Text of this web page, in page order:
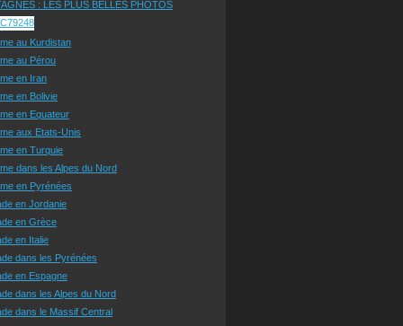
: LES PLUS BELLES PHOTOS
au Kurdistan
au Pérou
en Iran
en Bolivie
en Equateur
aux Etats-Unis
en Turquie
dans les Alpes du Nord
en Pyrénées
en Jordanie
en Grèce
en Italie
dans les Pyrénées
en Espagne
dans les Alpes du Nord
dans le Massif Central